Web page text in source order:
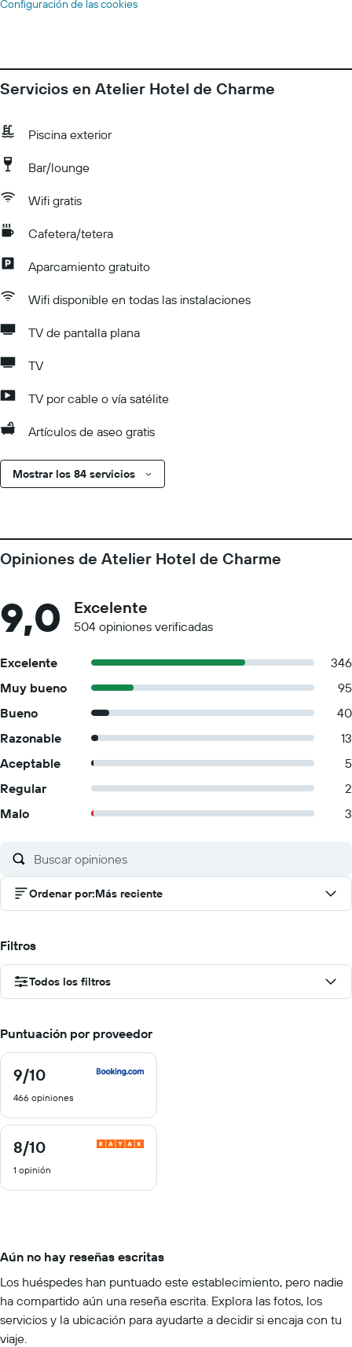
Configuración de las cookies
Servicios en Atelier Hotel de Charme
Piscina exterior
Bar/lounge
Wifi gratis
Cafetera/tetera
Aparcamiento gratuito
Wifi disponible en todas las instalaciones
TV de pantalla plana
TV
TV por cable o vía satélite
Artículos de aseo gratis
Mostrar los 84 servicios
Opiniones de Atelier Hotel de Charme
9,0 Excelente
504 opiniones verificadas
Excelente
346
Muy bueno
95
Bueno
40
Razonable
13
Aceptable
5
Regular
2
Malo
3
Ordenar por:Más reciente
Filtros
Todos los filtros
Puntuación por proveedor
9/10
9
de
10
466 opiniones
8/10
8
de
10
1 opinión
Aún no hay reseñas escritas
Los huéspedes han puntuado este establecimiento, pero nadie
ha compartido aún una reseña escrita. Explora las fotos, los
servicios y la ubicación para ayudarte a decidir si encaja con tu
viaje.